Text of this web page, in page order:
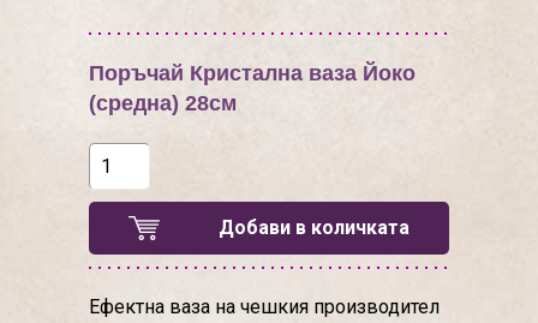
Поръчай Кристална ваза Йоко
(средна) 28см
Добави в количката
Ефектна ваза на чешкия производител